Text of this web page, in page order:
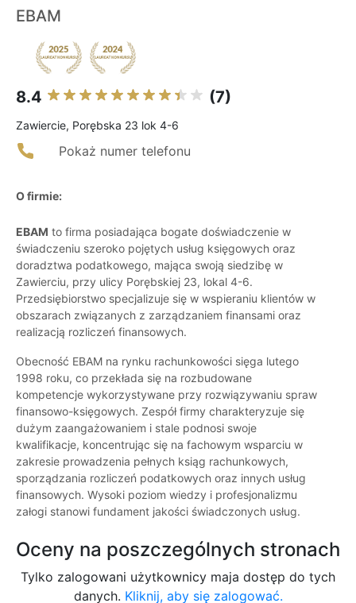
EBAM
8.4 (7)
Zawiercie, Porębska 23 lok 4-6
Pokaż numer telefonu
O firmie:
EBAM to firma posiadająca bogate doświadczenie w
świadczeniu szeroko pojętych usług księgowych oraz
doradztwa podatkowego, mająca swoją siedzibę w
Zawierciu, przy ulicy Porębskiej 23, lokal 4-6.
Przedsiębiorstwo specjalizuje się w wspieraniu klientów w
obszarach związanych z zarządzaniem finansami oraz
realizacją rozliczeń finansowych.
Obecność EBAM na rynku rachunkowości sięga lutego
1998 roku, co przekłada się na rozbudowane
kompetencje wykorzystywane przy rozwiązywaniu spraw
finansowo-księgowych. Zespół firmy charakteryzuje się
dużym zaangażowaniem i stale podnosi swoje
kwalifikacje, koncentrując się na fachowym wsparciu w
zakresie prowadzenia pełnych ksiąg rachunkowych,
sporządzania rozliczeń podatkowych oraz innych usług
finansowych. Wysoki poziom wiedzy i profesjonalizmu
załogi stanowi fundament jakości świadczonych usług.
Oceny na poszczególnych stronach
Tylko zalogowani użytkownicy maja dostęp do tych
danych. Kliknij, aby się zalogować.